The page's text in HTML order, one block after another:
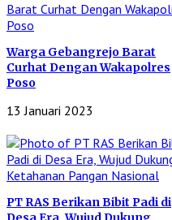
Warga Gebangrejo Barat
Curhat Dengan Wakapolres
Poso
13 Januari 2023
PT RAS Berikan Bibit Padi di